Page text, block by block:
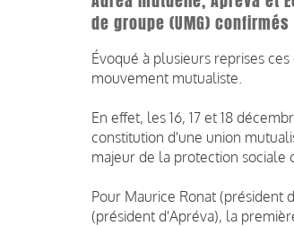
de groupe (UMG) confirmés
Évoqué à plusieurs reprises
mouvement mutualiste.
En effet, les 16, 17 et 18
constitution d'une union
majeur de la protection sociale
Pour Maurice Ronat (président
(président d'Apréva), la